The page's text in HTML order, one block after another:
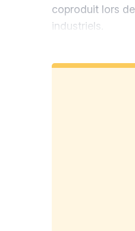
coproduit lors
industriels.